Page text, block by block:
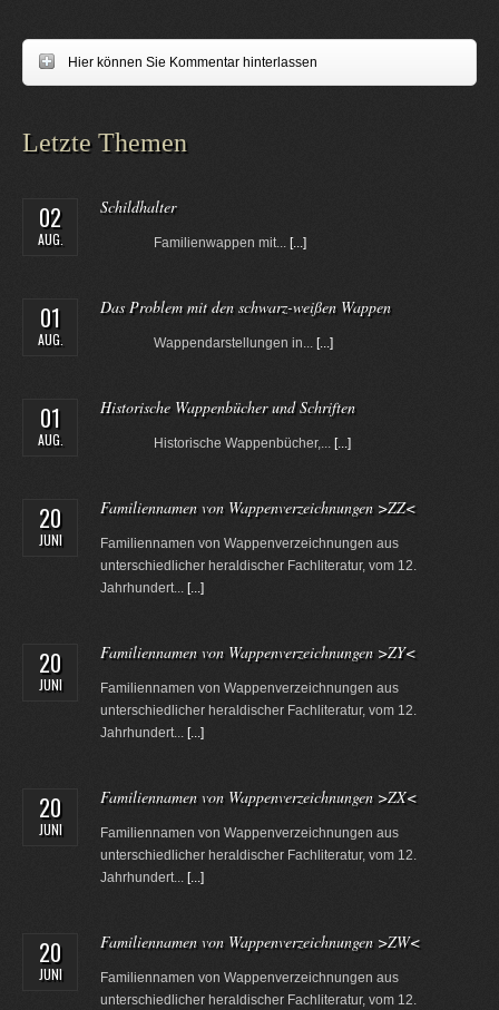
Hier können Sie Kommentar hinterlassen
Letzte Themen
02
AUG.
Schildhalter
Familienwappen mit... [...]
01
AUG.
Das Problem mit den schwarz-weißen Wappen
Wappendarstellungen in... [...]
01
AUG.
Historische Wappenbücher und Schriften
Historische Wappenbücher,... [...]
20
JUNI
Familiennamen von Wappenverzeichnungen >ZZ<
Familiennamen von Wappenverzeichnungen aus
unterschiedlicher heraldischer Fachliteratur, vom 12.
Jahrhundert... [...]
20
JUNI
Familiennamen von Wappenverzeichnungen >ZY<
Familiennamen von Wappenverzeichnungen aus
unterschiedlicher heraldischer Fachliteratur, vom 12.
Jahrhundert... [...]
20
JUNI
Familiennamen von Wappenverzeichnungen >ZX<
Familiennamen von Wappenverzeichnungen aus
unterschiedlicher heraldischer Fachliteratur, vom 12.
Jahrhundert... [...]
20
JUNI
Familiennamen von Wappenverzeichnungen >ZW<
Familiennamen von Wappenverzeichnungen aus
unterschiedlicher heraldischer Fachliteratur, vom 12.